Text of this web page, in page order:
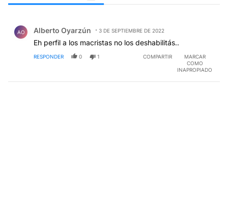
AO Alberto Oyarzún 3 DE SEPTIEMBRE DE 2022
Eh perfil a los macristas no los deshabilitás..
RESPONDER 0 1 COMPARTIR
MARCAR
COMO
INAPROPIADO